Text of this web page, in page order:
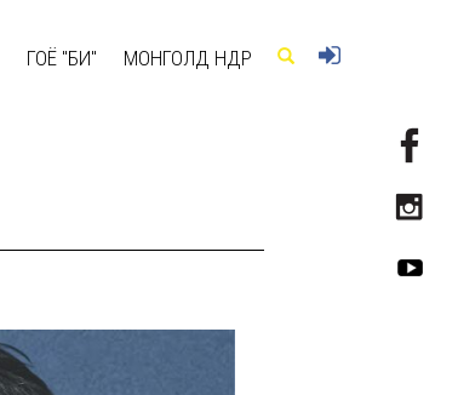
ГОЁ "БИ" МОНГОЛД ӨНӨӨДӨР